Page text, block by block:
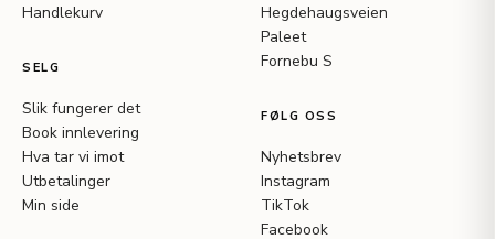
Handlekurv
SELG
Slik fungerer det
Book innlevering
Hva tar vi imot
Utbetalinger
Min side
Hegdehaugsveien
Paleet
Fornebu S
FØLG OSS
Nyhetsbrev
Instagram
TikTok
Facebook